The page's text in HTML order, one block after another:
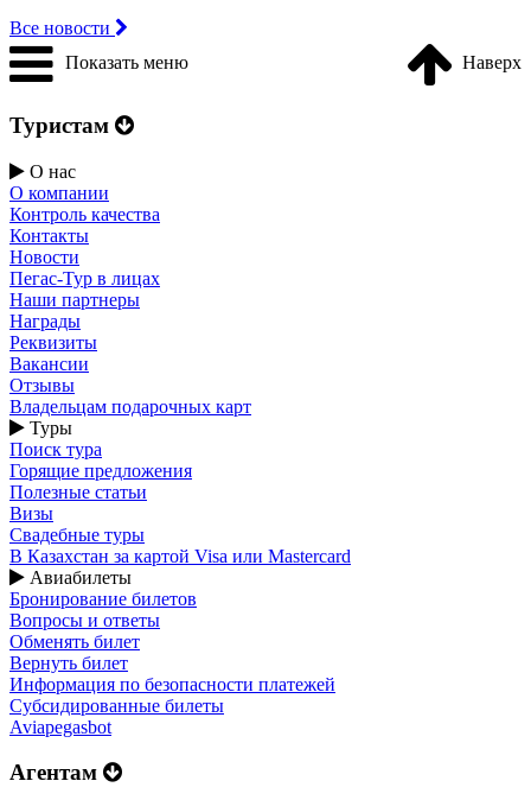
Все новости
Показать меню
Наверх
Туристам
О нас
О компании
Контроль качества
Контакты
Новости
Пегас-Тур в лицах
Наши партнеры
Награды
Реквизиты
Вакансии
Отзывы
Владельцам подарочных карт
Туры
Поиск тура
Горящие предложения
Полезные статьи
Визы
Свадебные туры
В Казахстан за картой Visa или Masterсard
Авиабилеты
Бронирование билетов
Вопросы и ответы
Обменять билет
Вернуть билет
Информация по безопасности платежей
Субсидированные билеты
Aviapegasbot
Агентам